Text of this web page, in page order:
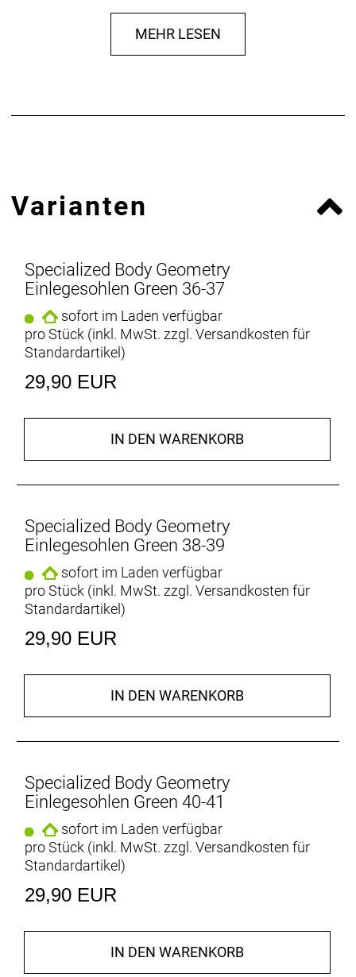
MEHR LESEN
Varianten
Specialized Body Geometry
Einlegesohlen Green 36-37
sofort im Laden verfügbar
pro Stück (inkl. MwSt. zzgl. Versandkosten für
Standardartikel)
29,90 EUR
IN DEN WARENKORB
Specialized Body Geometry
Einlegesohlen Green 38-39
sofort im Laden verfügbar
pro Stück (inkl. MwSt. zzgl. Versandkosten für
Standardartikel)
29,90 EUR
IN DEN WARENKORB
Specialized Body Geometry
Einlegesohlen Green 40-41
sofort im Laden verfügbar
pro Stück (inkl. MwSt. zzgl. Versandkosten für
Standardartikel)
29,90 EUR
IN DEN WARENKORB